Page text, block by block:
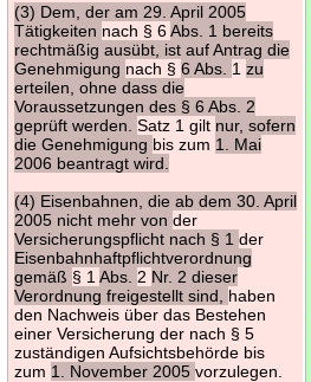
(3) Dem, der am 29. April 2005
Tätigkeiten nach § 6Abs. 1 bereits
rechtmäßig ausübt, ist auf Antrag die
Genehmigung nach §6 Abs. 1zu
erteilen, ohne dass die
Voraussetzungen des § 6 Abs. 2
geprüft werden.Satz 1 gilt nur, sofern
die Genehmigung bis zum 1. Mai
2006 beantragt wird.
(4) Eisenbahnen, die ab dem 30. April
2005 nicht mehr vonder
Versicherungspflicht nach § 1der
Eisenbahnhaftpflichtverordnung
gemäß § 1Abs. 2 Nr. 2 dieser
Verordnung freigestellt sind, haben
den Nachweis über das Bestehen
einer Versicherung der nach § 5
zuständigen Aufsichtsbehörde bis
zum 1. November 2005vorzulegen.